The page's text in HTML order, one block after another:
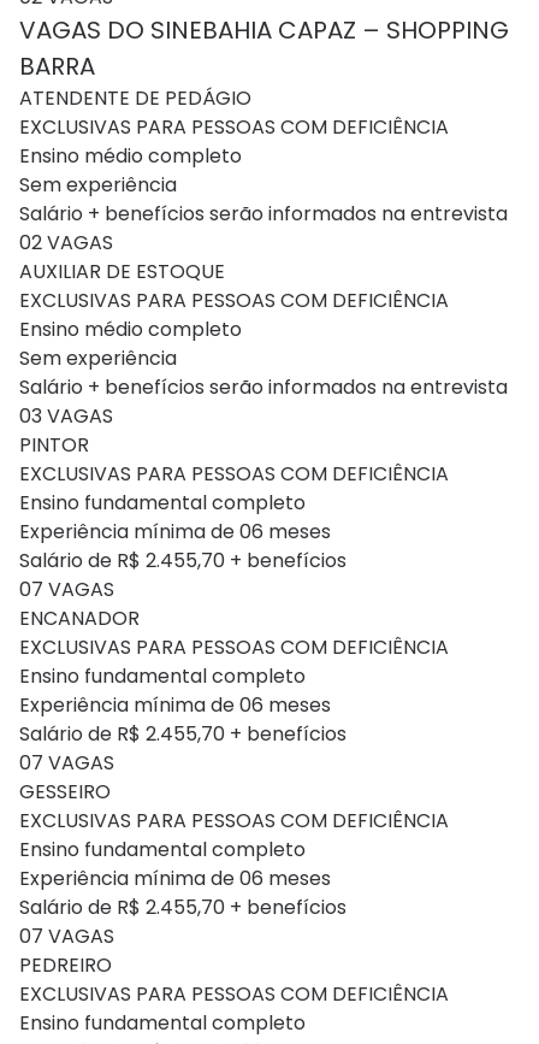
VAGAS DO SINEBAHIA CAPAZ – SHOPPING
BARRA
ATENDENTE DE PEDÁGIO
EXCLUSIVAS PARA PESSOAS COM DEFICIÊNCIA
Ensino médio completo
Sem experiência
Salário + benefícios serão informados na entrevista
02 VAGAS
AUXILIAR DE ESTOQUE
EXCLUSIVAS PARA PESSOAS COM DEFICIÊNCIA
Ensino médio completo
Sem experiência
Salário + benefícios serão informados na entrevista
03 VAGAS
PINTOR
EXCLUSIVAS PARA PESSOAS COM DEFICIÊNCIA
Ensino fundamental completo
Experiência mínima de 06 meses
Salário de R$ 2.455,70 + benefícios
07 VAGAS
ENCANADOR
EXCLUSIVAS PARA PESSOAS COM DEFICIÊNCIA
Ensino fundamental completo
Experiência mínima de 06 meses
Salário de R$ 2.455,70 + benefícios
07 VAGAS
GESSEIRO
EXCLUSIVAS PARA PESSOAS COM DEFICIÊNCIA
Ensino fundamental completo
Experiência mínima de 06 meses
Salário de R$ 2.455,70 + benefícios
07 VAGAS
PEDREIRO
EXCLUSIVAS PARA PESSOAS COM DEFICIÊNCIA
Ensino fundamental completo